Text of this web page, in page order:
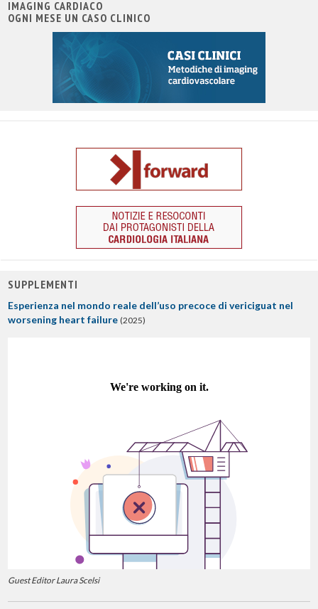
IMAGING CARDIACO
OGNI MESE UN CASO CLINICO
SUPPLEMENTI
Esperienza nel mondo reale dell’uso precoce di vericiguat nel
worsening heart failure (2025)
Guest Editor Laura Scelsi